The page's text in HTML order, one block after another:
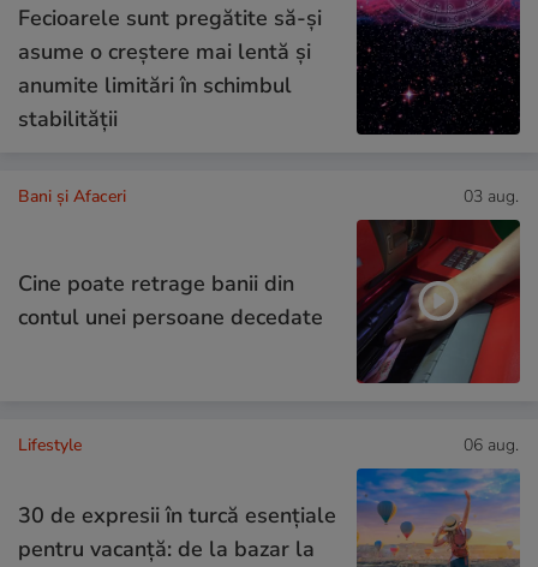
Fecioarele sunt pregătite să-și
asume o creștere mai lentă și
anumite limitări în schimbul
stabilității
Bani și Afaceri 03 aug.
Cine poate retrage banii din
contul unei persoane decedate
Lifestyle 06 aug.
30 de expresii în turcă esențiale
pentru vacanță: de la bazar la